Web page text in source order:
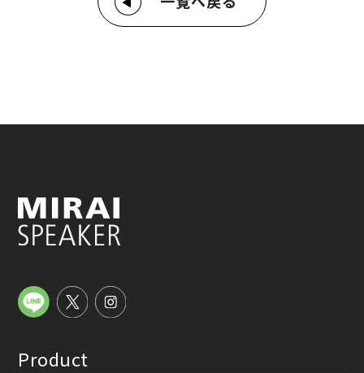
Product